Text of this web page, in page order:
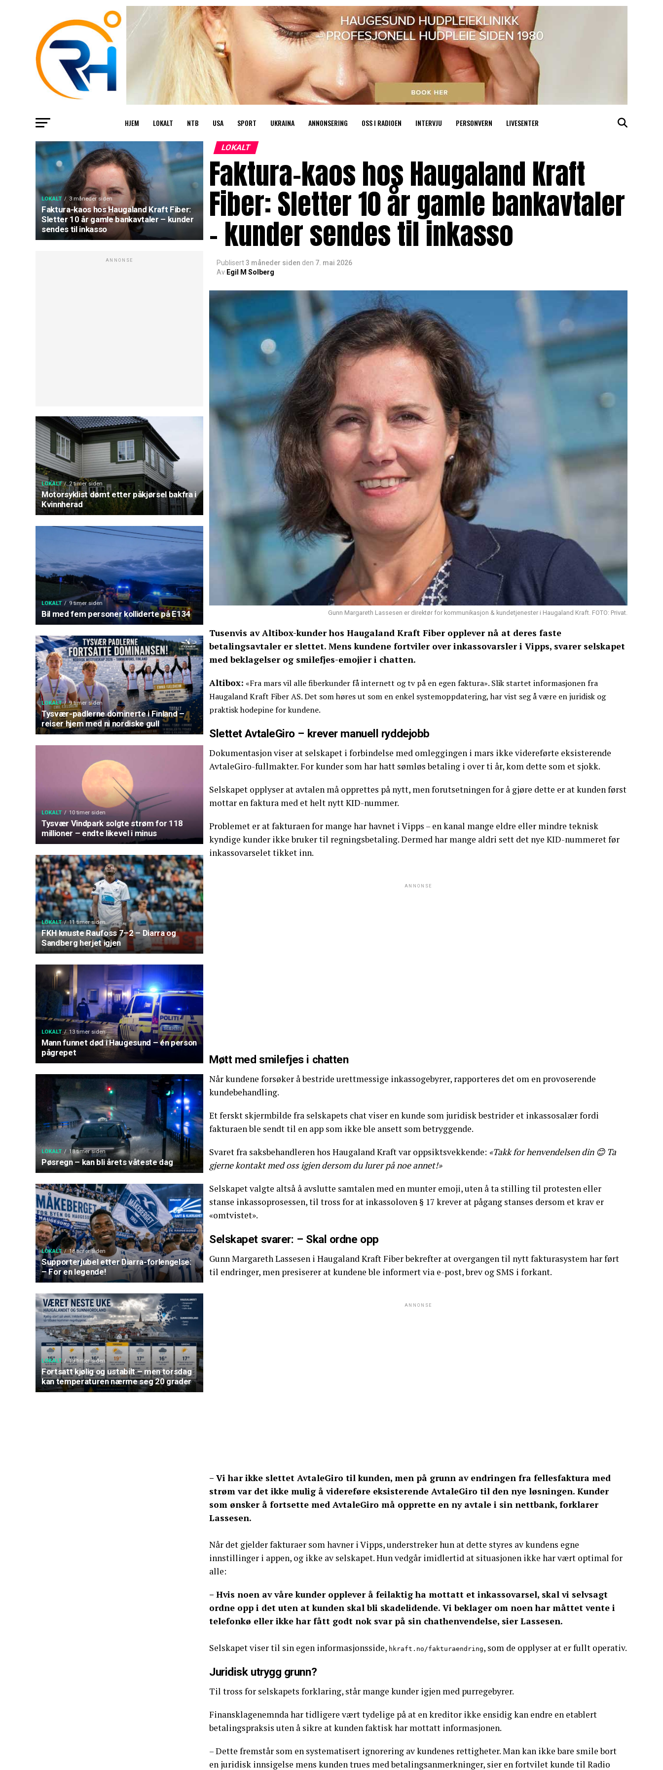
HJEM LOKALT NTB USA SPORT UKRAINA ANNONSERING OSS I RADIOEN INTERVJU PERSONVERN LIVESENTER
LOKALT 3 måneder siden
Faktura-kaos hos Haugaland Kraft Fiber:
Sletter 10 år gamle bankavtaler – kunder
sendes til inkasso
ANNONSE
LOKALT 2 timer siden
Motorsyklist dømt etter påkjørsel bakfra i
Kvinnherad
LOKALT 9 timer siden
Bil med fem personer kolliderte på E134
LOKALT 9 timer siden
Tysvær-padlerne dominerte i Finland –
reiser hjem med ni nordiske gull
LOKALT 10 timer siden
Tysvær Vindpark solgte strøm for 118
millioner – endte likevel i minus
LOKALT 11 timer siden
FKH knuste Raufoss 7–2 – Diarra og
Sandberg herjet igjen
LOKALT 13 timer siden
Mann funnet død i Haugesund – én person
pågrepet
LOKALT 18 timer siden
Pøsregn – kan bli årets våteste dag
LOKALT 18 timer siden
Supporterjubel etter Diarra-forlengelse:
– For en legende!
LOKALT 19 timer siden
Fortsatt kjølig og ustabilt – men torsdag
kan temperaturen nærme seg 20 grader
LOKALT
Faktura-kaos hos Haugaland Kraft
Fiber: Sletter 10 år gamle bankavtaler
– kunder sendes til inkasso
Publisert3 måneder siden den 7. mai 2026
Av Egil M Solberg
Gunn Margareth Lassesen er direktør for kommunikasjon & kundetjenester i Haugaland Kraft. FOTO: Privat.
Tusenvis av Altibox-kunder hos Haugaland Kraft Fiber opplever nå at deres faste
betalingsavtaler er slettet. Mens kundene fortviler over inkassovarsler i Vipps, svarer selskapet
med beklagelser og smilefjes-emojier i chatten.
Altibox: «Fra mars vil alle fiberkunder få internett og tv på en egen faktura». Slik startet informasjonen fra
Haugaland Kraft Fiber AS. Det som høres ut som en enkel systemoppdatering, har vist seg å være en juridisk og
praktisk hodepine for kundene.
Slettet AvtaleGiro – krever manuell ryddejobb
Dokumentasjon viser at selskapet i forbindelse med omleggingen i mars ikke videreførte eksisterende
AvtaleGiro-fullmakter. For kunder som har hatt sømløs betaling i over ti år, kom dette som et sjokk.
Selskapet opplyser at avtalen må opprettes på nytt, men forutsetningen for å gjøre dette er at kunden først
mottar en faktura med et helt nytt KID-nummer.
Problemet er at fakturaen for mange har havnet i Vipps – en kanal mange eldre eller mindre teknisk
kyndige kunder ikke bruker til regningsbetaling. Dermed har mange aldri sett det nye KID-nummeret før
inkassovarselet tikket inn.
ANNONSE
Møtt med smilefjes i chatten
Når kundene forsøker å bestride urettmessige inkassogebyrer, rapporteres det om en provoserende
kundebehandling.
Et ferskt skjermbilde fra selskapets chat viser en kunde som juridisk bestrider et inkassosalær fordi
fakturaen ble sendt til en app som ikke ble ansett som betryggende.
Svaret fra saksbehandleren hos Haugaland Kraft var oppsiktsvekkende: «Takk for henvendelsen din 😊 Ta
gjerne kontakt med oss igjen dersom du lurer på noe annet!»
Selskapet valgte altså å avslutte samtalen med en munter emoji, uten å ta stilling til protesten eller
stanse inkassoprosessen, til tross for at inkassoloven § 17 krever at pågang stanses dersom et krav er
«omtvistet».
Selskapet svarer: – Skal ordne opp
Gunn Margareth Lassesen i Haugaland Kraft Fiber bekrefter at overgangen til nytt fakturasystem har ført
til endringer, men presiserer at kundene ble informert via e-post, brev og SMS i forkant.
ANNONSE
– Vi har ikke slettet AvtaleGiro til kunden, men på grunn av endringen fra fellesfaktura med
strøm var det ikke mulig å videreføre eksisterende AvtaleGiro til den nye løsningen. Kunder
som ønsker å fortsette med AvtaleGiro må opprette en ny avtale i sin nettbank, forklarer
Lassesen.
Når det gjelder fakturaer som havner i Vipps, understreker hun at dette styres av kundens egne
innstillinger i appen, og ikke av selskapet. Hun vedgår imidlertid at situasjonen ikke har vært optimal for
alle:
– Hvis noen av våre kunder opplever å feilaktig ha mottatt et inkassovarsel, skal vi selvsagt
ordne opp i det uten at kunden skal bli skadelidende. Vi beklager om noen har måttet vente i
telefonkø eller ikke har fått godt nok svar på sin chathenvendelse, sier Lassesen.
Selskapet viser til sin egen informasjonsside, hkraft.no/fakturaendring, som de opplyser at er fullt operativ.
Juridisk utrygg grunn?
Til tross for selskapets forklaring, står mange kunder igjen med purregebyrer.
Finansklagenemnda har tidligere vært tydelige på at en kreditor ikke ensidig kan endre en etablert
betalingspraksis uten å sikre at kunden faktisk har mottatt informasjonen.
– Dette fremstår som en systematisert ignorering av kundenes rettigheter. Man kan ikke bare smile bort
en juridisk innsigelse mens kunden trues med betalingsanmerkninger, sier en fortvilet kunde til Radio